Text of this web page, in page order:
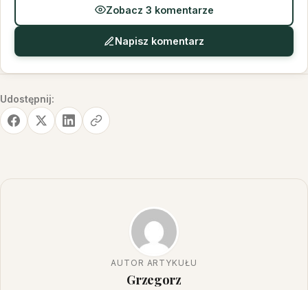
Zobacz 3 komentarze
Napisz komentarz
Udostępnij:
AUTOR ARTYKUŁU
Grzegorz